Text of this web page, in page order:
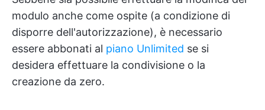
modulo anche come ospite (a condizione di
disporre dell'autorizzazione), è necessario
essere abbonati al piano Unlimited se si
desidera effettuare la condivisione o la
creazione da zero.